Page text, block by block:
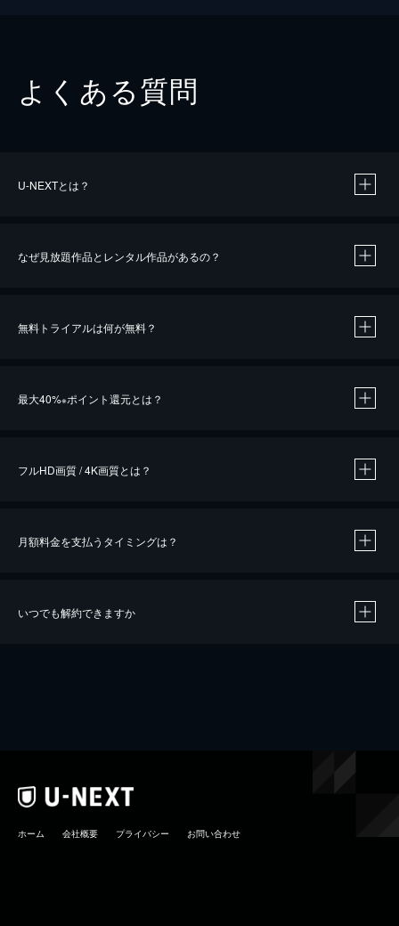
よくある質問
U-NEXTとは？
なぜ見放題作品とレンタル作品があるの？
無料トライアルは何が無料？
最大40%※ポイント還元とは？
※40％ポイント還元の対象は、クレジットカード決済による作品の購入 / レンタルです。
フルHD画質 / 4K画質とは？
月額料金を支払うタイミングは？
いつでも解約できますか
ホーム 会社概要 プライバシー お問い合わせ